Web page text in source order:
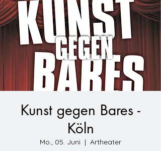
Kunst gegen Bares -
Köln
Mo., 05. Juni
  |
Artheater